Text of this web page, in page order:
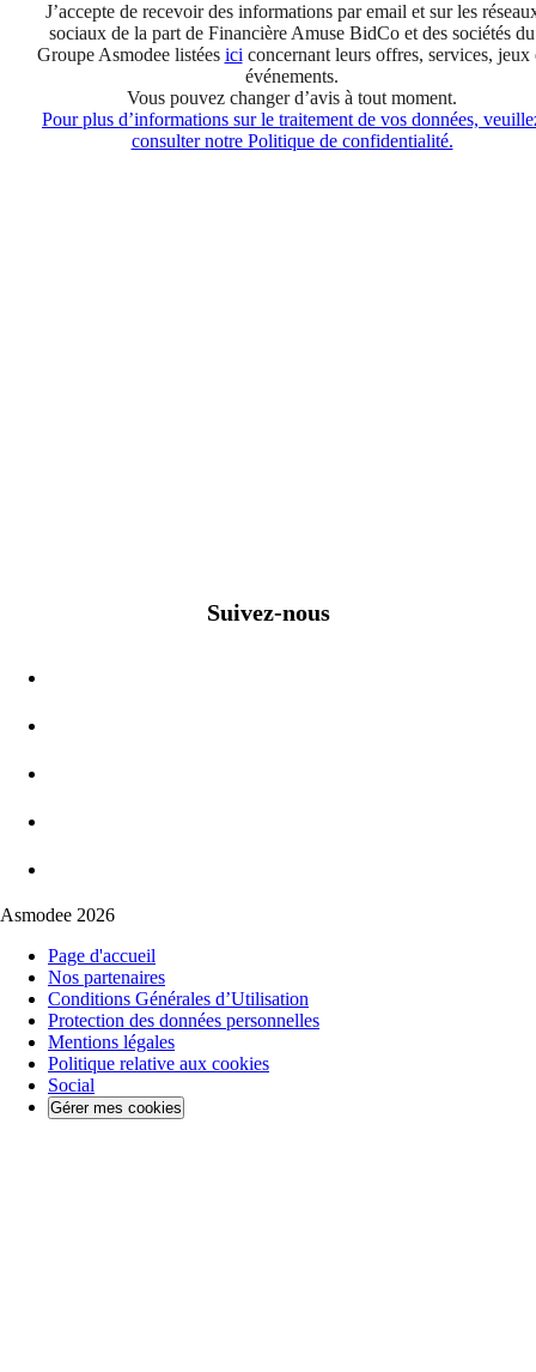
J’accepte de recevoir des informations par email et sur les
sociaux de la part de Financière Amuse BidCo et des sociétés du
Groupe Asmodee listées ici concernant leurs offres, services, jeux
événements.
Vous pouvez changer d’avis à tout moment.
Pour plus d’informations sur le traitement de vos données,
consulter notre Politique de confidentialité.
Suivez-nous
Asmodee 2026
Page d'accueil
Nos partenaires
Conditions Générales d’Utilisation
Protection des données personnelles
Mentions légales
Politique relative aux cookies
Social
Gérer mes cookies